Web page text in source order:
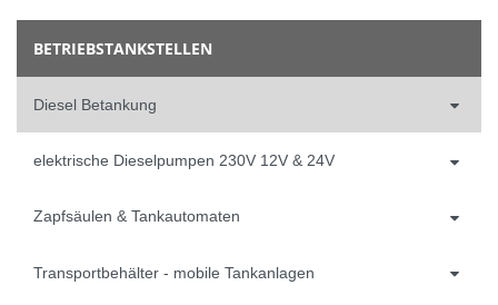
BETRIEBSTANKSTELLEN
Diesel Betankung
elektrische Dieselpumpen 230V 12V & 24V
Zapfsäulen & Tankautomaten
Transportbehälter - mobile Tankanlagen